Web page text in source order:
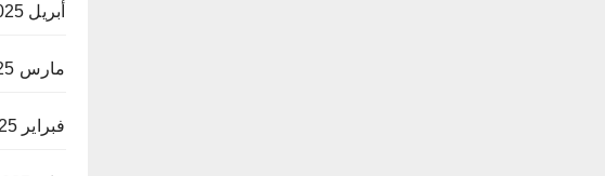
أبريل 2025
مارس 2025
فبراير 2025